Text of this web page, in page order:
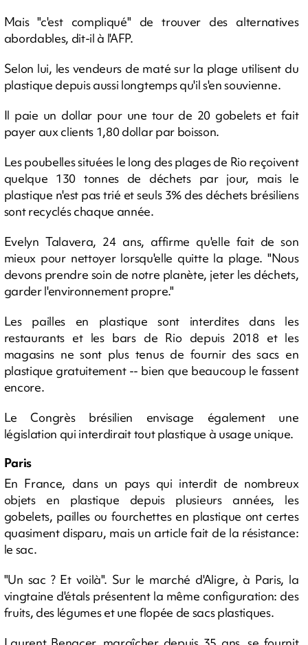
Mais "c'est compliqué" de trouver des alternatives
abordables, dit-il à l'AFP.
Selon lui, les vendeurs de maté sur la plage utilisent du
plastique depuis aussi longtemps qu'il s'en souvienne.
Il paie un dollar pour une tour de 20 gobelets et fait
payer aux clients 1,80 dollar par boisson.
Les poubelles situées le long des plages de Rio reçoivent
quelque 130 tonnes de déchets par jour, mais le
plastique n'est pas trié et seuls 3% des déchets brésiliens
sont recyclés chaque année.
Evelyn Talavera, 24 ans, affirme qu'elle fait de son
mieux pour nettoyer lorsqu'elle quitte la plage. "Nous
devons prendre soin de notre planète, jeter les déchets,
garder l'environnement propre."
Les pailles en plastique sont interdites dans les
restaurants et les bars de Rio depuis 2018 et les
magasins ne sont plus tenus de fournir des sacs en
plastique gratuitement -- bien que beaucoup le fassent
encore.
Le Congrès brésilien envisage également une
législation qui interdirait tout plastique à usage unique.
Paris
En France, dans un pays qui interdit de nombreux
objets en plastique depuis plusieurs années, les
gobelets, pailles ou fourchettes en plastique ont certes
quasiment disparu, mais un article fait de la résistance:
le sac.
"Un sac ? Et voilà". Sur le marché d'Aligre, à Paris, la
vingtaine d'étals présentent la même configuration: des
fruits, des légumes et une flopée de sacs plastiques.